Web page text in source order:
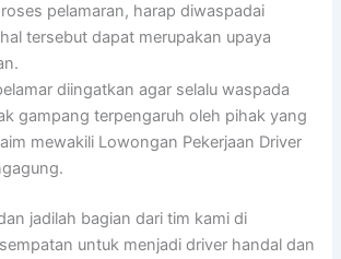
pelamaran, harap diwaspadai
tersebut dapat merupakan upaya
diingatkan agar selalu waspada
gampang terpengaruh oleh pihak yang
mewakili Lowongan Pekerjaan Driver
jadilah bagian dari tim kami di
untuk menjadi driver handal dan